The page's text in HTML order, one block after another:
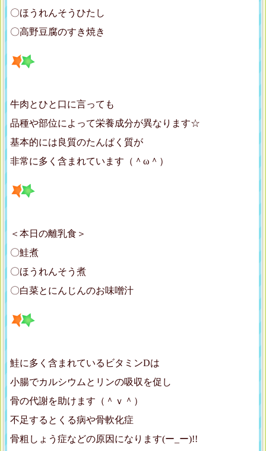
〇ほうれんそうひたし
〇高野豆腐のすき焼き
牛肉とひと口に言っても
品種や部位によって栄養成分が異なります☆
基本的には良質のたんぱく質が
非常に多く含まれています（＾ω＾）
＜本日の離乳食＞
〇鮭煮
〇ほうれんそう煮
〇白菜とにんじんのお味噌汁
鮭に多く含まれているビタミンDは
小腸でカルシウムとリンの吸収を促し
骨の代謝を助けます（＾ｖ＾）
不足するとくる病や骨軟化症
骨粗しょう症などの原因になります(ー_ー)!!